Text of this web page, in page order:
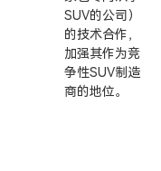
SUV的公司）
的技术合作，
加强其作为竞
争性SUV制造
商的地位。